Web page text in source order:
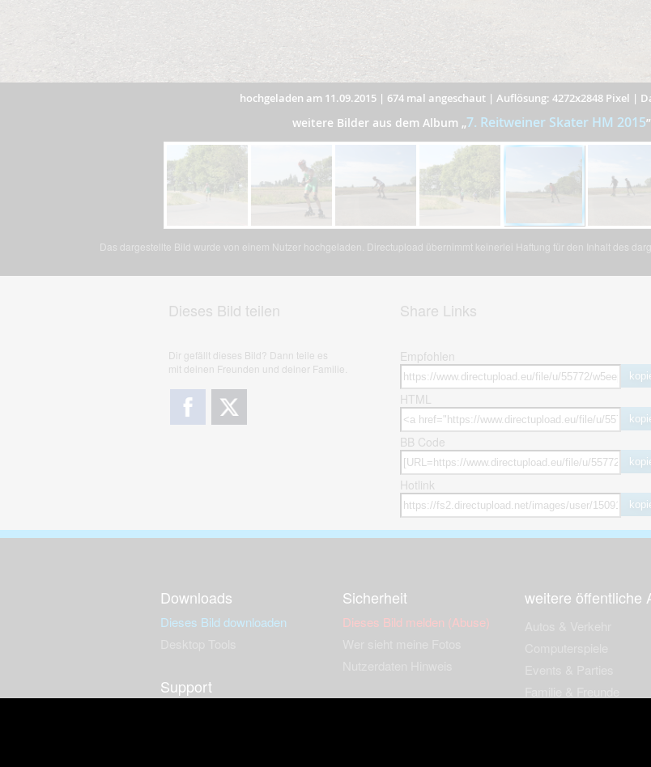
hochgeladen am 11.09.2015| 674 mal angeschaut| Auflösung: 4272x2848 Pixel |
weitere Bilder aus dem Album „7. Reitweiner Skater HM 2015”
Das dargestellte Bild wurde von einem Nutzer hochgeladen. Directupload übernimmt keinerlei Haftung für den Inhalt des
Dieses Bild teilen
Dir gefällt dieses Bild? Dann teile es
mit deinen Freunden und deiner Familie.
Share Links
Empfohlen
HTML
BB Code
Hotlink
Downloads
Dieses Bild downloaden
Support
Sicherheit
Dieses Bild melden (Abuse)
weitere öffentliche